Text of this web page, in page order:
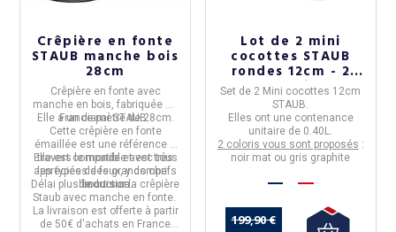
Crêpière en fonte
STAUB manche bois
28cm
Crêpière en fonte avec
manche en bois, fabriquée en
FranceparSTAUB.
Elle a undiamètre de 28cm.
Cette crêpière en fonte
émaillée est une référence à
travers le monde et est très
appréciées des grands chefs
de cuisine.
Elle est compatible avec tous
les types de feux, y compris
l'induction.
Délai plus court sur la crêpière
Staub avec manche en fonte.
La livraison est offerte à partir
de 50€ d'achats en France
Lot de 2 mini
cocottes STAUB
rondes 12cm - 2
coloris
Set de 2 Mini cocottes 12cm
STAUB.
Elles ont une contenance
unitaire de 0.40L.
2 coloris vous sont proposés :
noir mat ou gris graphite
199,90 €